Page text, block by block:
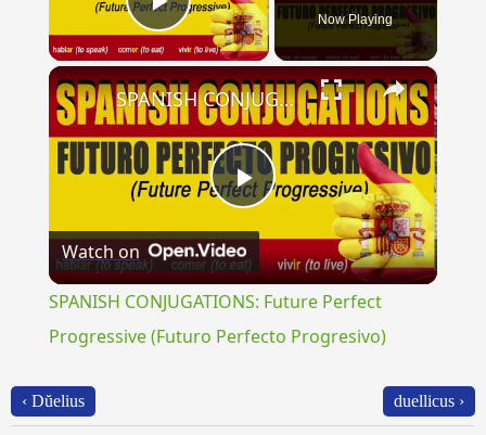
Play Video Now Playing
×
Play
Video
SPANISH CONJUGATIONS: Future Perfect Progressive (Futuro Perfecto Progresivo)
Watch on
SPANISH CONJUGATIONS: Future Perfect
Progressive (Futuro Perfecto Progresivo)
‹ Dŭelius duellicus ›